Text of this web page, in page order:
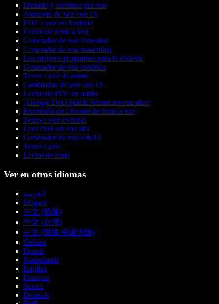
Dictado y escritura por voz
Asistente de voz con IA
PDF a voz en Android
Lector de texto a voz
Generador de voz femenina
Generador de voz masculina
Los mejores programas para la dislexia
Generador de voz robótica
Texto a voz de anime
Cambiador de voz con IA
Lector de PDF en audio
¿Google Docs puede leerme en voz alta?
Extensión de Chrome de texto a voz
Texto a voz en hindi
Leer PDF en voz alta
Generador de voz con IA
Texto a voz
Lector de texto
Ver en otros idiomas
العربية
Magyar
中文 (简体)
中文 (台灣)
中文 (简体 中国大陆)
Čeština
Dansk
Nederlands
English
Français
Suomi
Deutsch